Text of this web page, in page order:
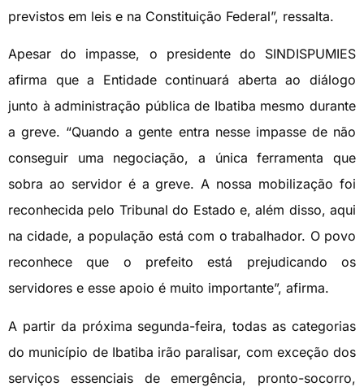
previstos em leis e na Constituição Federal”, ressalta.
Apesar do impasse, o presidente do SINDISPUMIES
afirma que a Entidade continuará aberta ao diálogo
junto à administração pública de Ibatiba mesmo durante
a greve. “Quando a gente entra nesse impasse de não
conseguir uma negociação, a única ferramenta que
sobra ao servidor é a greve. A nossa mobilização foi
reconhecida pelo Tribunal do Estado e, além disso, aqui
na cidade, a população está com o trabalhador. O povo
reconhece que o prefeito está prejudicando os
servidores e esse apoio é muito importante”, afirma.
A partir da próxima segunda-feira, todas as categorias
do município de Ibatiba irão paralisar, com exceção dos
serviços essenciais de emergência, pronto-socorro,